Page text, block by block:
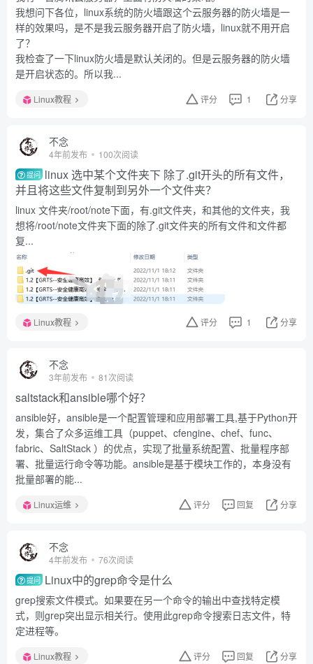
我想问下各位，linux系统的防火墙跟这个云服务器的防火墙是一
样的效果吗，是不是我云服务器开启了防火墙，linux就不用开启
了？
我检查了一下linux防火墙是默认关闭的。但是云服务器的防火墙
是开启状态的。所以我...
Linux教程 评分 1 分享
不念
4年前发布 100次阅读
提问 linux 选中某个文件夹下 除了.git开头的所有文件，
并且将这些文件复制到另外一个文件夹？
linux 文件夹/root/note下面，有.git文件夹，和其他的文件夹，我
想将/root/note文件夹下面的除了.git文件夹的所有文件和文件都
复...
Linux教程 评分 1 分享
不念
3年前发布 81次阅读
saltstack和ansible哪个好？
ansible好，ansible是一个配置管理和应用部署工具,基于Python开
发，集合了众多运维工具（puppet、cfengine、chef、func、
fabric、SaltStack ）的优点，实现了批量系统配置、批量程序部
署、批量运行命令等功能。ansible是基于模块工作的，本身没有
批量部署的能...
Linux运维 评分 回复 分享
不念
4年前发布 76次阅读
提问 Linux中的grep命令是什么
grep搜索文件模式。如果要在另一个命令的输出中查找特定模
式，则grep突出显示相关行。使用此grep命令搜索日志文件，特
定进程等。
Linux教程 评分 回复 分享